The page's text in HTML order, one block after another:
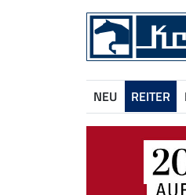
NEU REITER